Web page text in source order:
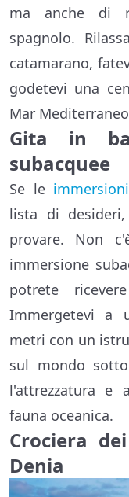
ma anche di
spagnolo.
catamarano,
godetevi una
Mar
Gita in
subacquee
Se le
lista di
provare. Non
immersione
potrete
Immergetevi a
metri con un
sul mondo
l'attrezzatura e
fauna oceanica.
Crociera
Denia